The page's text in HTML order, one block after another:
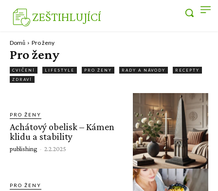
ZEŠTIHLUJÍCÍ
Domů Pro ženy
Pro ženy
CVIČENÍ LIFESTYLE PRO ŽENY RADY A NÁVODY
RECEPTY
ZDRAVÍ
PRO ŽENY
Achátový obelisk – Kámen
klidu a stability
publishing - 2.2.2025
PRO ŽENY